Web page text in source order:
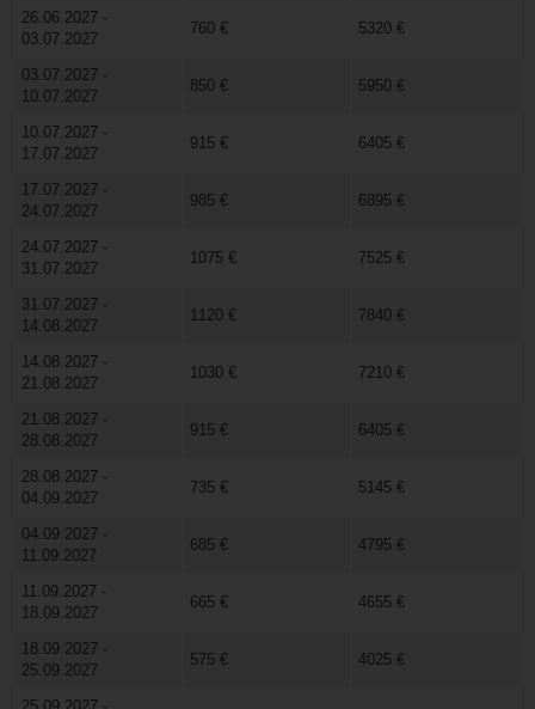
26.06.2027 -
03.07.2027
760 € 5320 €
03.07.2027 -
10.07.2027
850 € 5950 €
10.07.2027 -
17.07.2027
915 € 6405 €
17.07.2027 -
24.07.2027
985 € 6895 €
24.07.2027 -
31.07.2027
1075 € 7525 €
31.07.2027 -
14.08.2027
1120 € 7840 €
14.08.2027 -
21.08.2027
1030 € 7210 €
21.08.2027 -
28.08.2027
915 € 6405 €
28.08.2027 -
04.09.2027
735 € 5145 €
04.09.2027 -
11.09.2027
685 € 4795 €
11.09.2027 -
18.09.2027
665 € 4655 €
18.09.2027 -
25.09.2027
575 € 4025 €